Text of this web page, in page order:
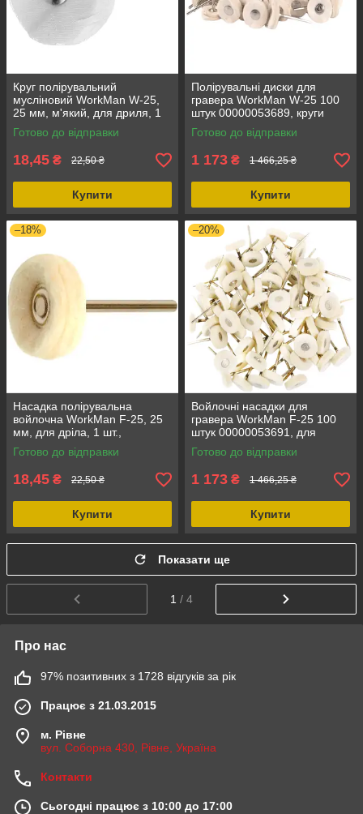
Круг полірувальний
мусліновий WorkMan W-25,
25 мм, м'який, для дриля, 1
шт., для фінішного
полірування
Готово до відправки
18,45 ₴ 22,50 ₴
Купити
Полірувальні диски для
гравера WorkMan W-25 100
штук 00000053689, круги
полірувальні, для дриля,
жорсткість: м'який
Готово до відправки
1 173 ₴ 1 466,25 ₴
Купити
–18%
Насадка полірувальна
войлочна WorkMan F-25, 25
мм, для дріла, 1 шт.,
жорсткість середня,
натуральний войлок
Готово до відправки
18,45 ₴ 22,50 ₴
Купити
–20%
Войлочні насадки для
гравера WorkMan F-25 100
штук 00000053691, для
дриля, метал, діаметр 25 мм,
упаковка 100 штук
Готово до відправки
1 173 ₴ 1 466,25 ₴
Купити
Показати ще
1 / 4
Про нас
97% позитивних з 1728 відгуків за рік
Працює з 21.03.2015
м. Рівне
вул. Соборна 430, Рівне, Україна
Контакти
Сьогодні працює з 10:00 до 17:00